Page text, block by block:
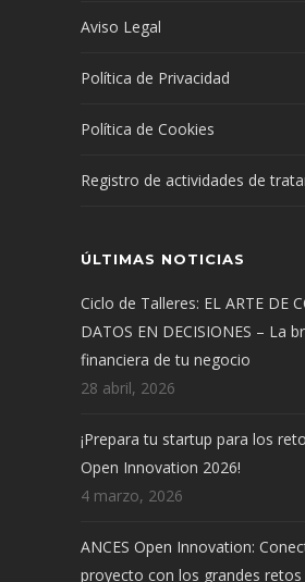
Aviso Legal
Política de Privacidad
Política de Cookies
Registro de actividades de
ÚLTIMAS NOTICIAS
Ciclo de Talleres: EL ARTE DE
DATOS EN DECISIONES – La
financiera de tu negocio
28 abril, 2026
¡Prepara tu startup para los
Open Innovation 2026!
4 marzo, 2026
ANCES Open Innovation:
proyecto con los grandes